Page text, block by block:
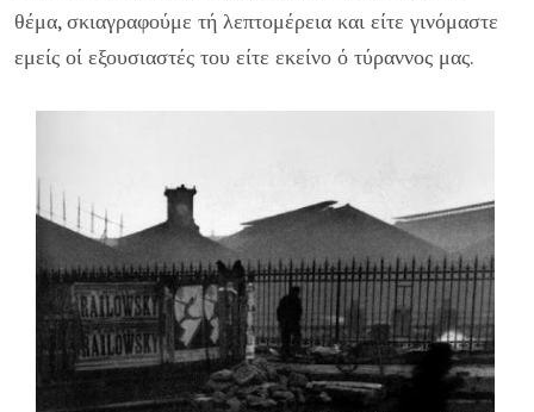
θέμα, σκιαγραφούμε τή λεπτομέρεια και είτε γινό­μαστε
εμείς οί εξουσιαστές του είτε εκείνο ό τύραννος μας.